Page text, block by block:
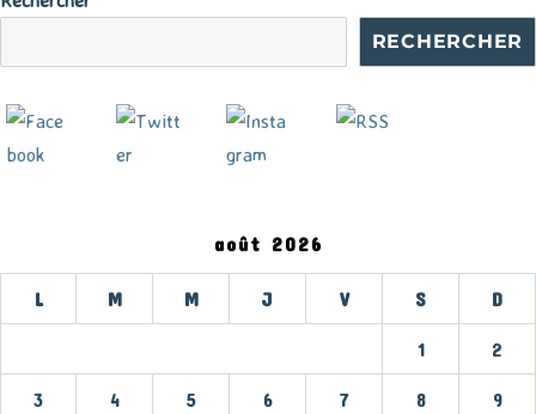
RECHERCHER
août 2026
L M M J V S D
1 2
3 4 5 6 7 8 9